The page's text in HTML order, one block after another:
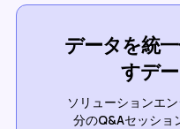
データを統
すデ
ソリューションエ
分のQ&Aセッショ